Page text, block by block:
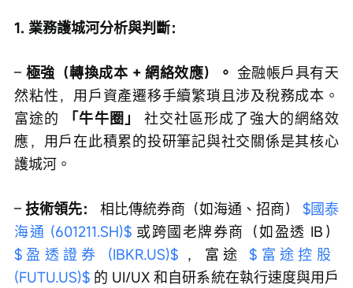
1. 業務護城河分析與判斷：
– 極強（轉換成本 + 網絡效應）。 金融帳戶具有天
然粘性，用戶資產遷移手續繁瑣且涉及稅務成本。
富途的
「牛牛圈」
社交社區形成了強大的網絡效
應，用戶在此積累的投研筆記與社交關係是其核心
護城河。
– 技術領先： 相比傳統券商（如海通、招商） $國泰
海通 (601211.SH)$ 或跨國老牌券商（如盈透 IB）
$盈透證券 (IBKR.US)$ ，富途 $富途控股
(FUTU.US)$ 的 UI/UX 和自研系統在執行速度與用戶